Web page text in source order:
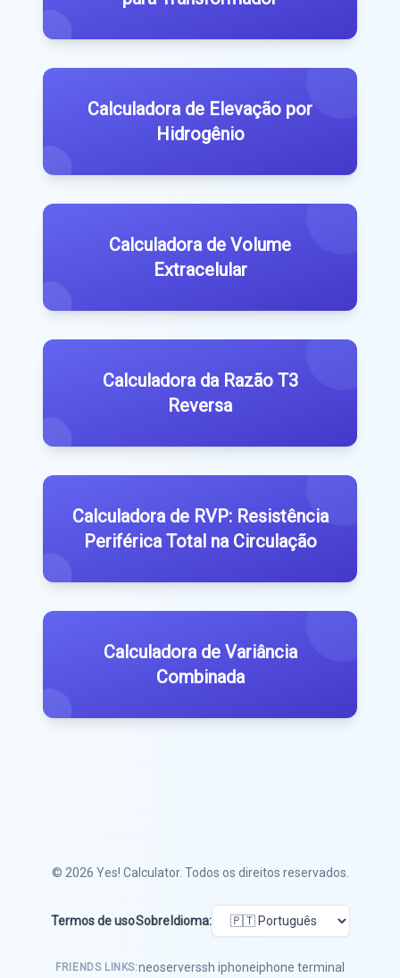
Calculadora de Elevação por
Hidrogênio
Calculadora de Volume
Extracelular
Calculadora da Razão T3
Reversa
Calculadora de RVP: Resistência
Periférica Total na Circulação
Calculadora de Variância
Combinada
© 2026 Yes! Calculator. Todos os direitos reservados.
Termos de usoSobre Idioma:
FRIENDS LINKS:neoserverssh iphoneiphone terminal